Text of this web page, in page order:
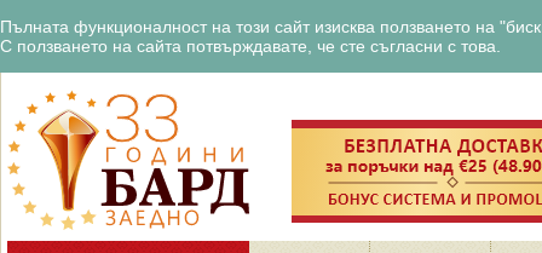
Пълната функционалност на този сайт изисква ползването на
С ползването на сайта потвърждавате, че сте съгласни с това.